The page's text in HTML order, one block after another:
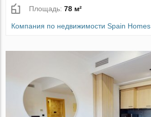
Площадь:78 м²
Компания по недвижимости Spain Homes